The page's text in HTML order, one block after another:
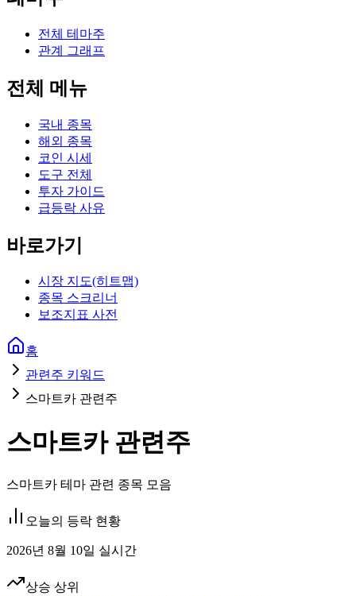
전체 테마주
관계 그래프
전체 메뉴
국내 종목
해외 종목
코인 시세
도구 전체
투자 가이드
급등락 사유
바로가기
시장 지도(히트맵)
종목 스크리너
보조지표 사전
홈
관련주 키워드
스마트카 관련주
스마트카 관련주
스마트카 테마 관련 종목 모음
오늘의 등락 현황
2026년 8월 10일 실시간
상승 상위